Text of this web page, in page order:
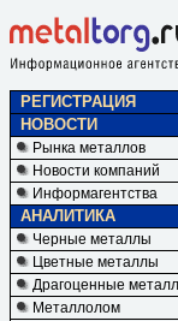
РЕГИСТРАЦИЯ
НОВОСТИ
Рынка металлов
Новости компаний
Информагентства
АНАЛИТИКА
Черные металлы
Цветные металлы
Драгоценные
Металлолом